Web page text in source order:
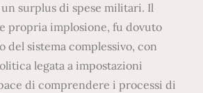
surplus di spese militari. Il
propria implosione, fu dovuto
del sistema complessivo, con
legata a impostazioni
di comprendere i processi di